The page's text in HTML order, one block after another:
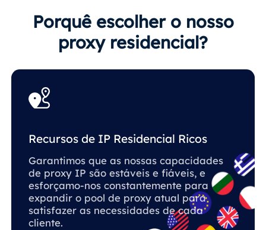
Porquê escolher o nosso
proxy residencial?
Recursos de IP Residencial Ricos
Garantimos que as nossas capacidades
de proxy IP são estáveis ​​e fiáveis, e
esforçamo-nos constantemente para
expandir o pool de proxy atual para
satisfazer as necessidades de cada
cliente.